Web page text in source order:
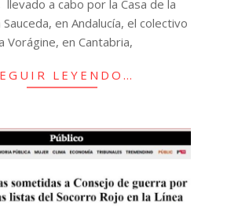
llevado a cabo por la Casa de la
en Andalucía, el colectivo
Vorágine, en Cantabria,
LEYENDO…